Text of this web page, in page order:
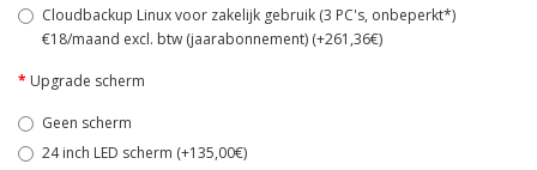
Cloudbackup Linux voor zakelijk gebruik (3 PC's, onbeperkt*)
€18/maand excl. btw (jaarabonnement) (+261,36€)
Upgrade scherm
Geen scherm
24 inch LED scherm (+135,00€)